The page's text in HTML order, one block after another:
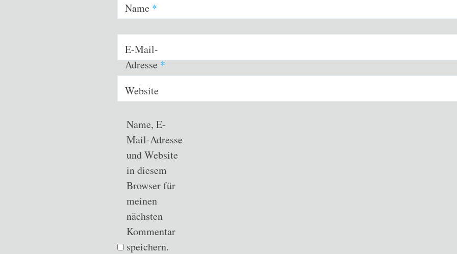
Name *
E-Mail-
Adresse*
Website
Name, E-
Mail-Adresse
und Website
in diesem
Browser für
meinen
nächsten
Kommentar
speichern.